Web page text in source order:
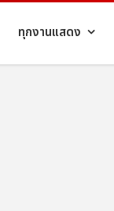
ทุกงานแสดง